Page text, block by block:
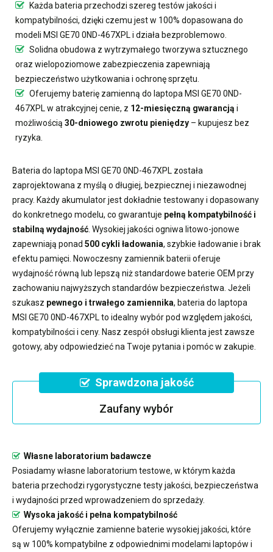
Każda bateria przechodzi szereg testów jakości i
kompatybilności, dzięki czemu jest w 100% dopasowana do
modeli MSI GE70 0ND-467XPL i działa bezproblemowo.
Solidna obudowa z wytrzymałego tworzywa sztucznego
oraz wielopoziomowe zabezpieczenia zapewniają
bezpieczeństwo użytkowania i ochronę sprzętu.
Oferujemy baterię zamienną do laptopa MSI GE70 0ND-
467XPL w atrakcyjnej cenie, z 12-miesięczną gwarancją i
możliwością 30-dniowego zwrotu pieniędzy – kupujesz bez
ryzyka.
Bateria do laptopa MSI GE70 0ND-467XPL została
zaprojektowana z myślą o długiej, bezpiecznej i niezawodnej
pracy. Każdy akumulator jest dokładnie testowany i dopasowany
do konkretnego modelu, co gwarantuje pełną kompatybilność i
stabilną wydajność . Wysokiej jakości ogniwa litowo-jonowe
zapewniają ponad 500 cykli ładowania, szybkie ładowanie i brak
efektu pamięci. Nowoczesny zamiennik baterii oferuje
wydajność równą lub lepszą niż standardowe baterie OEM przy
zachowaniu najwyższych standardów bezpieczeństwa. Jeżeli
szukasz pewnego i trwałego zamiennika, bateria do laptopa
MSI GE70 0ND-467XPL to idealny wybór pod względem jakości,
kompatybilności i ceny. Nasz zespół obsługi klienta jest zawsze
gotowy, aby odpowiedzieć na Twoje pytania i pomóc w zakupie.
Sprawdzona jakość
Zaufany wybór
Własne laboratorium badawcze
Posiadamy własne laboratorium testowe, w którym każda
bateria przechodzi rygorystyczne testy jakości, bezpieczeństwa
i wydajności przed wprowadzeniem do sprzedaży.
Wysoka jakość i pełna kompatybilność
Oferujemy wyłącznie zamienne baterie wysokiej jakości, które
są w 100% kompatybilne z odpowiednimi modelami laptopów i